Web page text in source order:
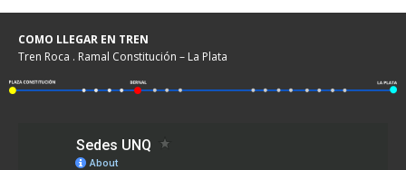
COMO LLEGAR EN TREN
Tren Roca . Ramal Constitución – La Plata